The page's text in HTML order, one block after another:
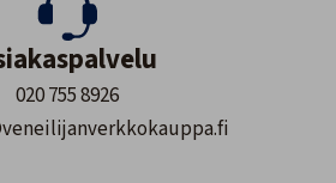
020 755 8926